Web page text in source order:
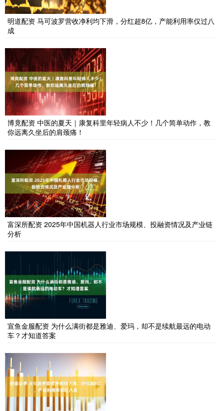
明道配资 马可波罗营收净利均下滑，分红超8亿，产能利用率仅过八
成
博竟配资 中医的夏天｜康复科里年轻病人不少！几个简单动作，教
你远离久坐后的肩颈痛！
富深所配资 2025年中国机器人行业市场规模、投融资情况及产业链
分析
宣鱼金服配资 为什么满街都是雅迪、爱玛，却不是续航最远的电动
车？才知道答案